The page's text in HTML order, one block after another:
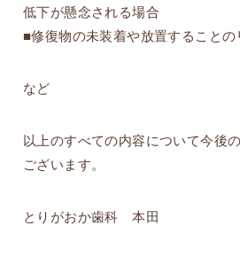
低下が懸念される場合
■修復物の未装着や放置すること
など
以上のすべての内容について今後
ございます。
とりがおか歯科 本田